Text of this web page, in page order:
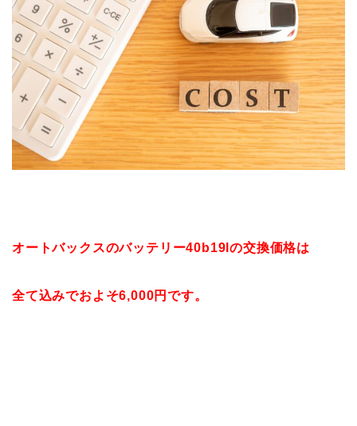
オートバックスのバッテリー40b19lの交換価格は
全て込みでおよそ6,000円です。